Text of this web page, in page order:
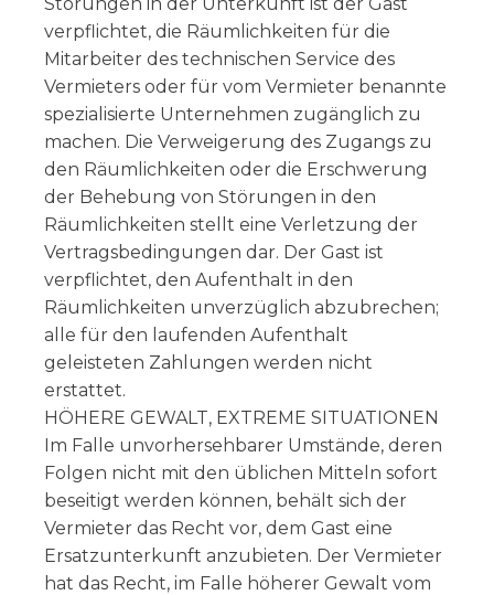
verpflichtet, die Räumlichkeiten für die
Mitarbeiter des technischen Service des
Vermieters oder für vom Vermieter benannte
spezialisierte Unternehmen zugänglich zu
machen. Die Verweigerung des Zugangs zu
den Räumlichkeiten oder die Erschwerung
der Behebung von Störungen in den
Räumlichkeiten stellt eine Verletzung der
Vertragsbedingungen dar. Der Gast ist
verpflichtet, den Aufenthalt in den
Räumlichkeiten unverzüglich abzubrechen;
alle für den laufenden Aufenthalt
geleisteten Zahlungen werden nicht
erstattet.
HÖHERE GEWALT, EXTREME SITUATIONEN
Im Falle unvorhersehbarer Umstände, deren
Folgen nicht mit den üblichen Mitteln sofort
beseitigt werden können, behält sich der
Vermieter das Recht vor, dem Gast eine
Ersatzunterkunft anzubieten. Der Vermieter
hat das Recht, im Falle höherer Gewalt vom